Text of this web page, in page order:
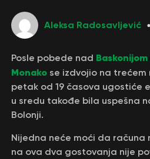
Aleksa Radosavljević
Posle pobede nad Baskonijom
Monako se izdvojio na trećem
petak od 19 časova ugostiće
u sredu takođe bila uspešna
Bolonji.
Nijedna neće moći da računa
na ova dva gostovanja nije